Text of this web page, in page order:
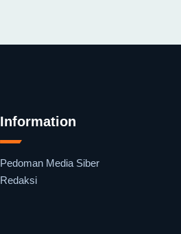
Information
Pedoman Media Siber
Redaksi